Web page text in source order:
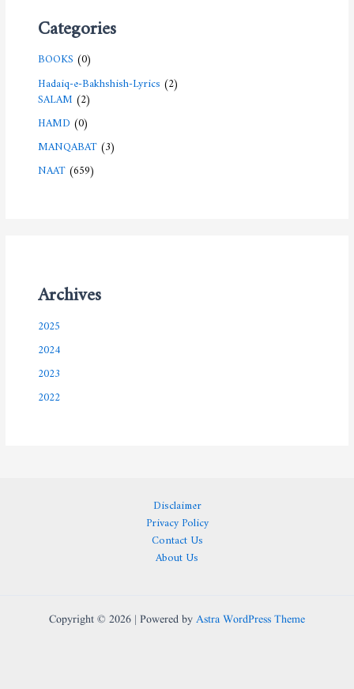
Categories
BOOKS(0)
Hadaiq-e-Bakhshish-Lyrics(2)
SALAM(2)
HAMD(0)
MANQABAT(3)
NAAT(659)
Archives
2025
2024
2023
2022
Disclaimer
Privacy Policy
Contact Us
About Us
Copyright © 2026 | Powered by Astra WordPress Theme